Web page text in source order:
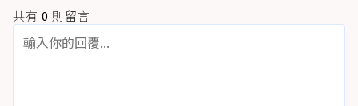
共有 0 則留言